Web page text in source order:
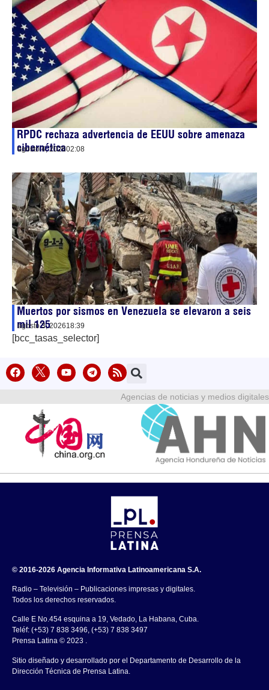
RPDC rechaza advertencia de EEUU sobre amenaza
cibernética
agosto 4, 202602:08
Muertos por sismos en Venezuela se elevaron a seis
mil 125
agosto 3, 202618:39
[bcc_tasas_selector]
Agencias de noticias y medios digitales
© 2016-2026 Agencia Informativa Latinoamericana S.A.
Radio – Televisión – Publicaciones impresas y digitales.
Todos los derechos reservados.
Calle E No.454 esquina a 19, Vedado, La Habana, Cuba.
Teléf: (+53) 7 838 3496, (+53) 7 838 3497
Prensa Latina © 2023 .
Sitio diseñado y desarrollado por el Departamento de Desarrollo de la
Dirección Técnica de Prensa Latina.